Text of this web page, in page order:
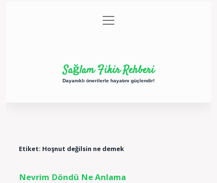
Gizlilik Politikası
menüyü
aç
Sağlam Fikir Rehberi
Dayanıklı önerilerle hayatını güçlendir!
Etiket: Hoşnut değilsin ne demek
Nevrim Döndü Ne Anlama